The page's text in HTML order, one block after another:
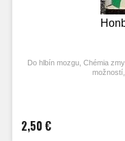
Do hlbín mozgu, Chémia
2,50 €